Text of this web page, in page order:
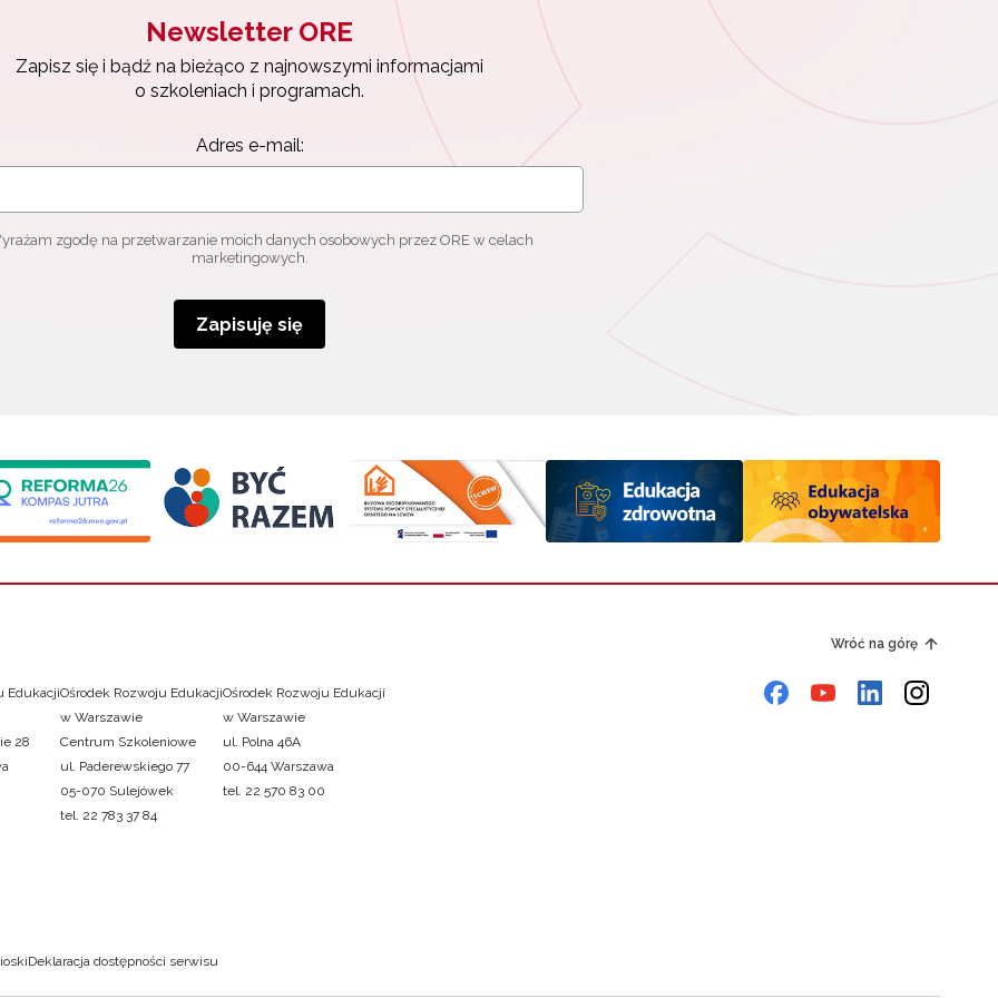
Newsletter ORE
Zapisz się i bądź na bieżąco z najnowszymi informacjami
o szkoleniach i programach.
Adres e-mail:
zgodę na przetwarzanie moich danych osobowych przez ORE w celach
marketingowych.
Zapisuję się
Wróć na górę
Edukacji
28
Ośrodek Rozwoju Edukacji
w Warszawie
Centrum Szkoleniowe
ul. Paderewskiego 77
05-070 Sulejówek
tel. 22 783 37 84
Ośrodek Rozwoju Edukacji
w Warszawie
ul. Polna 46A
00-644 Warszawa
tel. 22 570 83 00
Deklaracja dostępności serwisu